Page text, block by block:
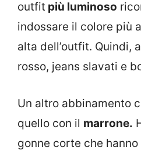
outfit più luminoso
indossare il colore più
alta dell’outfit. Quindi,
rosso, jeans slavati e
Un altro abbinamento
quello con il marrone.
gonne corte che